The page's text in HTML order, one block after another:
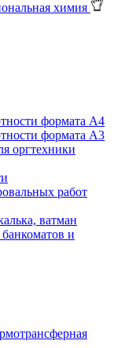
химия
формата А4
формата А3
оргтехники
работ
ватман
банкоматов и